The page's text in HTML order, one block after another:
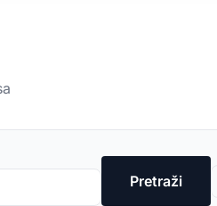
Pretraži